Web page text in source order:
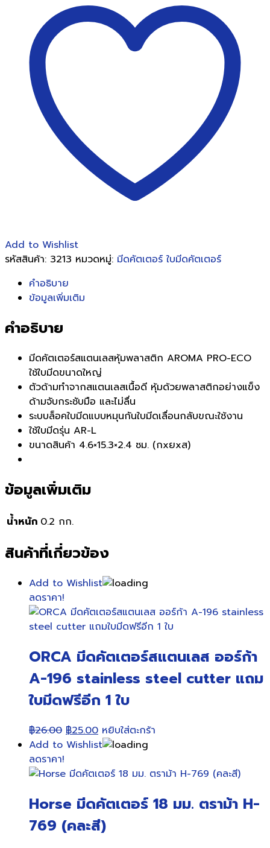
Add to Wishlist
รหัสสินค้า: 3213 หมวดหมู่: มีดคัตเตอร์ ใบมีดคัตเตอร์
คำอธิบาย
ข้อมูลเพิ่มเติม
คำอธิบาย
มีดคัตเตอร์สแตนเลสหุ้มพลาสติก AROMA PRO-ECO
ใช้ใบมีดขนาดใหญ่
ตัวด้ามทำจากสแตนเลสเนื้อดี หุ้มด้วยพลาสติกอย่างแข็ง
ด้ามจับกระชับมือ และไม่ลื่น
ระบบล็อคใบมีดแบบหมุนกันใบมีดเลื่อนกลับขณะใช้งาน
ใช้ใบมีดรุ่น AR-L
ขนาดสินค้า 4.6×15.3×2.4 ซม. (กxยxส)
ข้อมูลเพิ่มเติม
น้ำหนัก 0.2 กก.
สินค้าที่เกี่ยวข้อง
Add to Wishlist
ลดราคา!
ORCA มีดคัตเตอร์สแตนเลส ออร์ก้า
A-196 stainless steel cutter แถม
ใบมีดฟรีอีก 1 ใบ
฿26.00 Original
price
฿26.00.
฿25.00Current
price
฿25.00.
หยิบใส่ตะกร้า
Add to Wishlist
ลดราคา!
Horse มีดคัตเตอร์ 18 มม. ตราม้า H-
769 (คละสี)